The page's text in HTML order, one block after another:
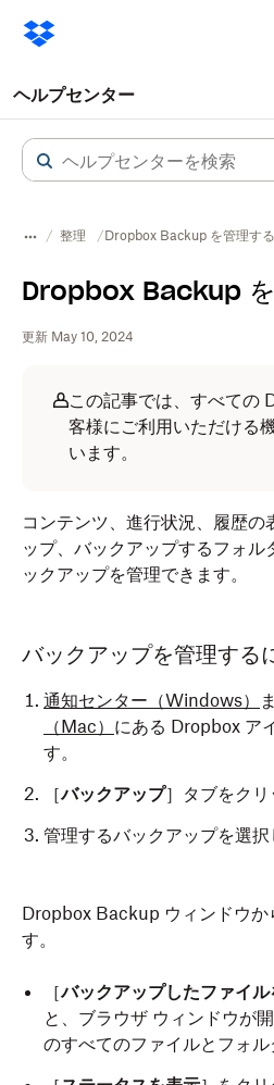
ヘルプセンター
整理 Dropbox Backup を管理す
Dropbox Backup
更新 May 10, 2024
この記事では、すべての
客様にご利用いただける
います。
コンテンツ、進行状況、履歴の
ップ、バックアップするフォ
ックアップを管理できます。
バックアップを管理する
通知センター （Windows）
（Mac） にある Dropbox ア
す。
［バックアップ］タブをクリ
管理するバックアップを選択
Dropbox Backup ウィンドウか
す。
［バックアップしたファイ
と、ブラウザ ウィンドウが
のすべてのファイルとフォル